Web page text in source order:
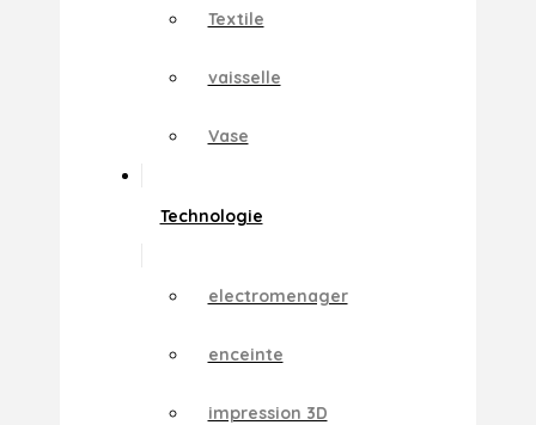
Textile
vaisselle
Vase
Technologie
electromenager
enceinte
impression 3D